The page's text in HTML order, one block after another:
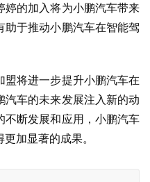
婷的加入将为小鹏汽车带来
于推动小鹏汽车在智能驾
盟将进一步提升小鹏汽车在
汽车的未来发展注入新的动
不断发展和应用，小鹏汽车
加显著的成果。